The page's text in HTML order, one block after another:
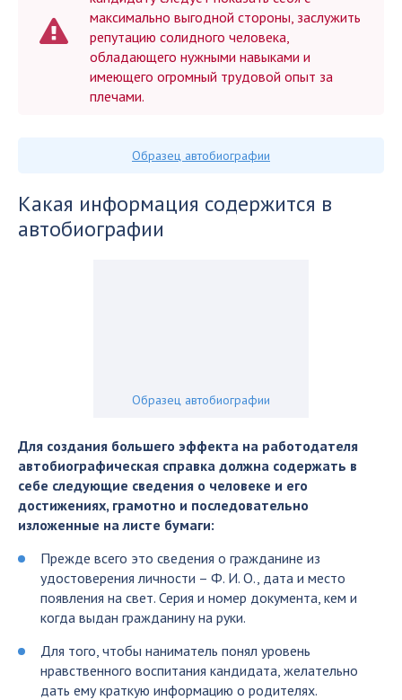
максимально выгодной стороны, заслужить
репутацию солидного человека,
обладающего нужными навыками и
имеющего огромный трудовой опыт за
плечами.
Образец автобиографии
Какая информация содержится в
автобиографии
Образец автобиографии
Для создания большего эффекта на работодателя
автобиографическая справка должна содержать в
себе следующие сведения о человеке и его
достижениях, грамотно и последовательно
изложенные на листе бумаги:
Прежде всего это сведения о гражданине из
удостоверения личности – Ф. И. О., дата и место
появления на свет. Серия и номер документа, кем и
когда выдан гражданину на руки.
Для того, чтобы наниматель понял уровень
нравственного воспитания кандидата, желательно
дать ему краткую информацию о родителях.